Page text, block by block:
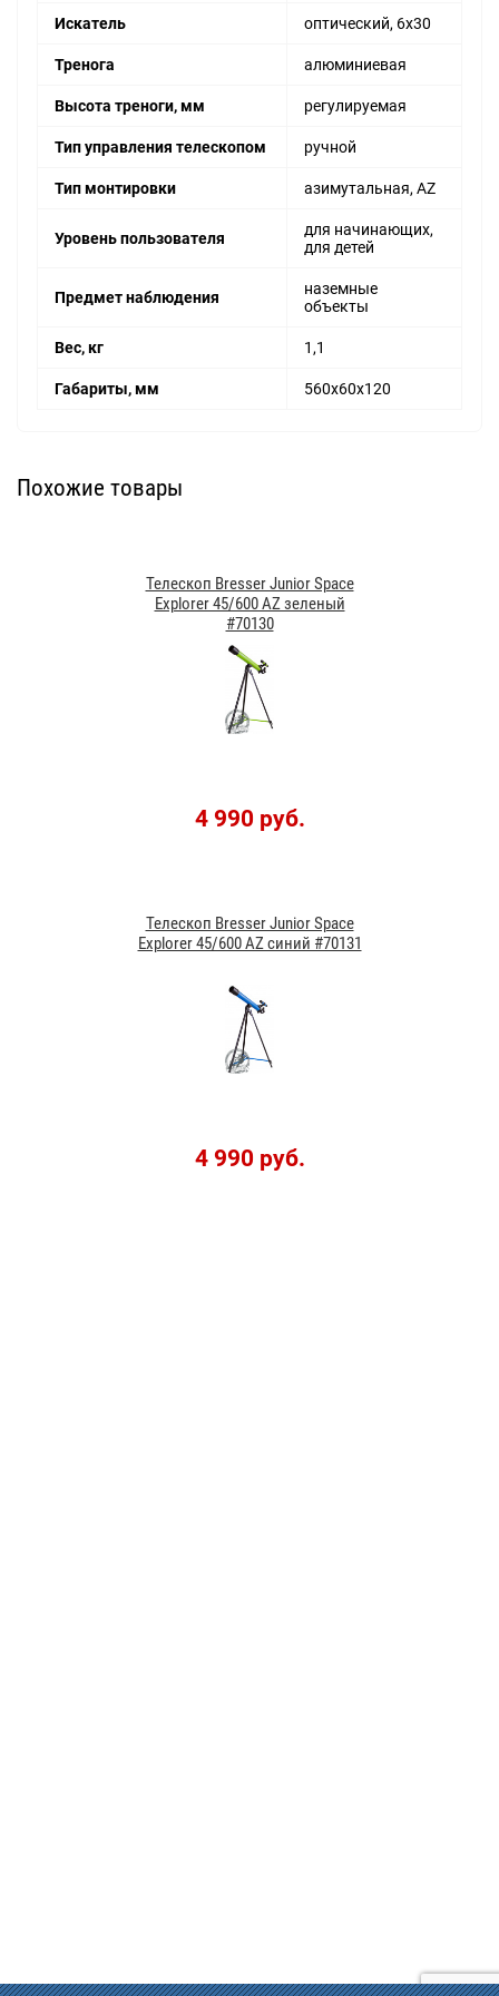
Искатель оптический, 6х30
Тренога алюминиевая
Высота треноги, мм регулируемая
Тип управления телескопом ручной
Тип монтировки азимутальная, AZ
Уровень пользователя
для начинающих,
для детей
Предмет наблюдения
наземные
объекты
Вес, кг 1,1
Габариты, мм 560х60х120
Похожие товары
Телескоп Bresser Junior Space
Explorer 45/600 AZ зеленый
#70130
4 990 руб.
Телескоп Bresser Junior Space
Explorer 45/600 AZ синий #70131
4 990 руб.